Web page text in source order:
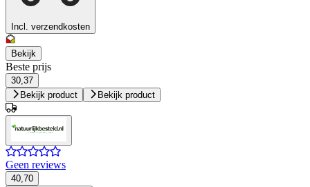
Incl. verzendkosten
Bekijk
Beste prijs
30,37
Bekijk product
Bekijk product
Geen reviews
40,70